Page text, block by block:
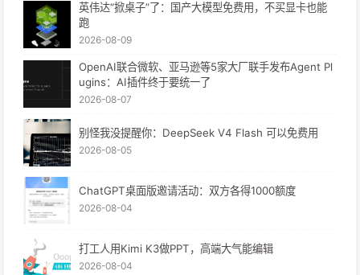
英伟达“掀桌子”了：国产大模型免费用，不买显卡也能
跑
2026-08-09
OpenAI联合微软、亚马逊等5家大厂联手发布Agent Pl
ugins：AI插件终于要统一了
2026-08-07
别怪我没提醒你：DeepSeek V4 Flash 可以免费用
2026-08-05
ChatGPT桌面版邀请活动：双方各得1000额度
2026-08-04
打工人用Kimi K3做PPT，高端大气能编辑
2026-08-04